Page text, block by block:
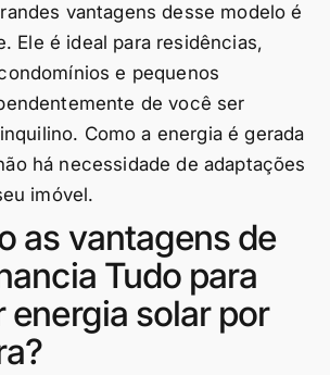
vantagens desse modelo é
Ele é ideal para residências,
e pequenos
de você ser
Como a energia é gerada
há necessidade de adaptações
imóvel.
as vantagens de
Tudo para
energia solar por